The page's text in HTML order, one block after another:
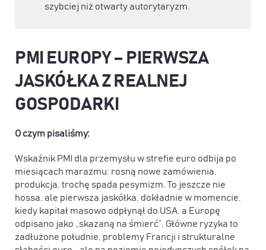
szybciej niż otwarty autorytaryzm.
PMI EUROPY – PIERWSZA
JASKÓŁKA Z REALNEJ
GOSPODARKI
O czym pisaliśmy:
Wskaźnik PMI dla przemysłu w strefie euro odbija po
miesiącach marazmu: rosną nowe zamówienia,
produkcja, trochę spada pesymizm. To jeszcze nie
hossa, ale pierwsza jaskółka, dokładnie w momencie,
kiedy kapitał masowo odpłynął do USA, a Europę
odpisano jako „skazaną na śmierć”. Główne ryzyka to
zadłużone południe, problemy Francji i strukturalne